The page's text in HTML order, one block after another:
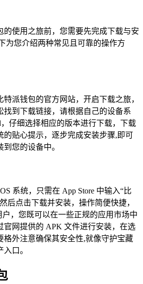
的使用之旅前，您需要先完成下载与安
为您介绍两种常见且可靠的操作方
派钱包的官方网站，开启下载之旅，
找到下载链接，请根据自己的设备系
仔细选择相应的版本进行下载，下载
的贴心提示，逐步完成安装步骤,即可
您的设备中。
系统，只需在 App Store 中输入“比
后点击下载并安装，操作简便快捷，
户，您既可以在一些正规的应用市场中
官网提供的 APK 文件进行安装，在选
格外注意确保其安全性,就像守护宝藏
口。